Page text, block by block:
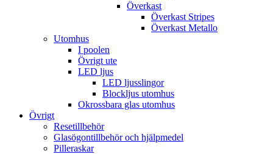
Överkast
Överkast Stripes
Överkast Metallo
Utomhus
I poolen
Övrigt ute
LED ljus
LED ljusslingor
Blockljus utomhus
Okrossbara glas utomhus
Övrigt
Resetillbehör
Glasögontillbehör och hjälpmedel
Pilleraskar